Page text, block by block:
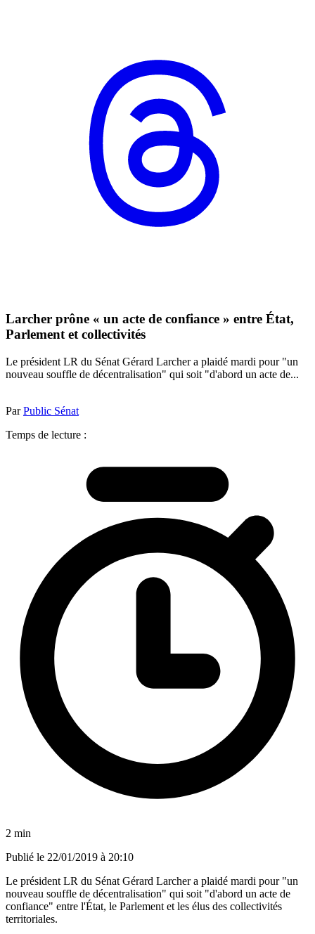
Larcher prône « un acte de confiance » entre État,
Parlement et collectivités
Le président LR du Sénat Gérard Larcher a plaidé mardi pour "un
nouveau souffle de décentralisation" qui soit "d'abord un acte de...
ParPublic Sénat
Temps de lecture :
2 min
Publié le 22/01/2019 à 20:10
Le président LR du Sénat Gérard Larcher a plaidé mardi pour "un
nouveau souffle de décentralisation" qui soit "d'abord un acte de
confiance" entre l'État, le Parlement et les élus des collectivités
territoriales.